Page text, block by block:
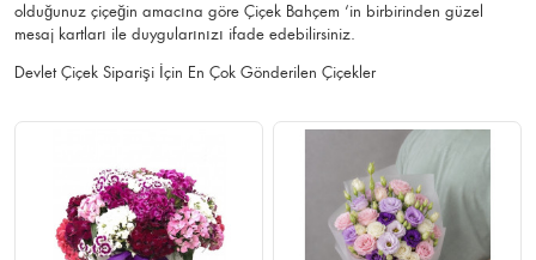
olduğunuz çiçeğin amacına göre Çiçek Bahçem ‘in birbirinden güzel
mesaj kartları ile duygularınızı ifade edebilirsiniz.
Devlet Çiçek Siparişi İçin En Çok Gönderilen Çiçekler